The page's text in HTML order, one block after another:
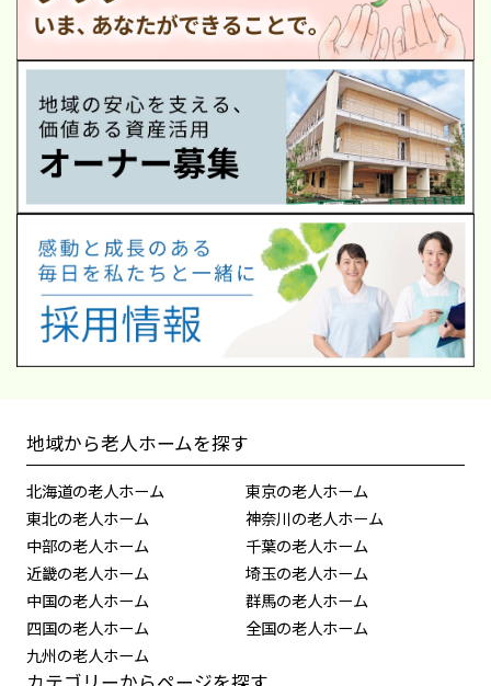
地域から老人ホームを探す
北海道の老人ホーム
東北の老人ホーム
中部の老人ホーム
近畿の老人ホーム
中国の老人ホーム
四国の老人ホーム
九州の老人ホーム
東京の老人ホーム
神奈川の老人ホーム
千葉の老人ホーム
埼玉の老人ホーム
群馬の老人ホーム
全国の老人ホーム